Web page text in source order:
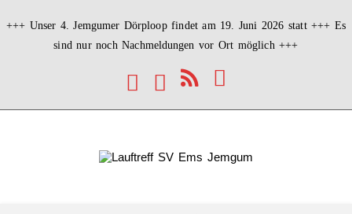
+++ Unser 4. Jemgumer Dörploop findet am 19. Juni 2026 statt +++ Es
sind nur noch Nachmeldungen vor Ort möglich +++